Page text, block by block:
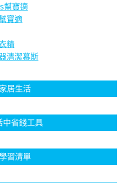
幫寶適
寶適
精
清潔慕斯
家居生活
中省錢工具
習清單